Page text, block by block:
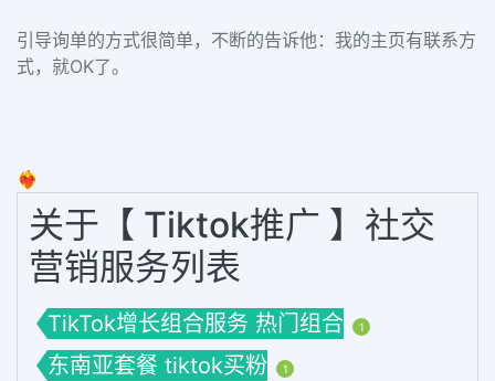
引导询单的方式很简单，不断的告诉他：我的主页有联系方
式，就OK了。
❤️‍🔥
关于【 Tiktok推广 】社交
营销服务列表
TikTok增长组合服务 热门组合 1
东南亚套餐 tiktok买粉 1